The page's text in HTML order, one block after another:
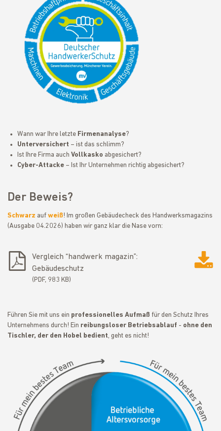
Wann war Ihre letzte Firmenanalyse?
Unterversichert – ist das schlimm?
Ist Ihre Firma auch Vollkasko abgesichert?
Cyber-Attacke – Ist Ihr Unternehmen richtig abgesichert?
Der Beweis?
Schwarz auf weiß! Im großen Gebäudecheck des Handwerksmagazins
(Ausgabe 04.2026) haben wir ganz klar die Nase vorn:
Vergleich “handwerk magazin”:
Gebäudeschutz
PDF, 983 KB
Führen Sie mit uns ein professionelles Aufmaß für den Schutz Ihres
Unternehmens durch! Ein reibungsloser Betriebsablauf - ohne den
Tischler, der den Hobel bedient, geht es nicht!